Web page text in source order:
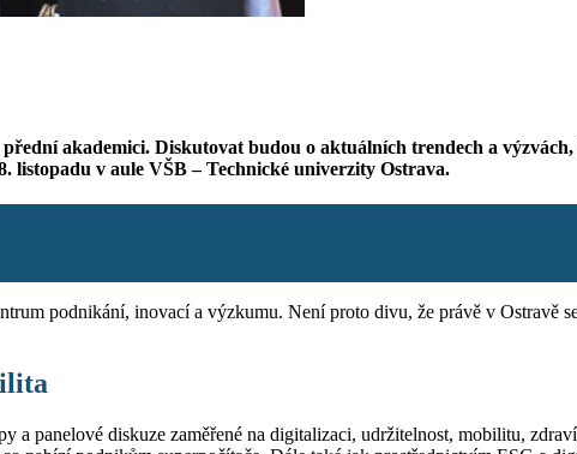
přední akademici. Diskutovat budou o aktuálních trendech a
listopadu v aule VŠB – Technické univerzity Ostrava.
podnikání, inovací a výzkumu. Není proto divu, že právě v Ostravě
a panelové diskuze zaměřené na digitalizaci, udržitelnost, mobilitu,